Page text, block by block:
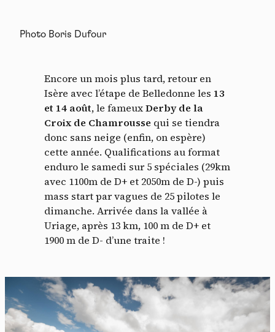
Photo Boris Dufour
Encore un mois plus tard, retour en
Isère avec l’étape de Belledonne les 13
et 14 août,le fameuxDerby de la
Croix de Chamrousse qui se tiendra
donc sans neige (enfin, on espère)
cette année. Qualifications au format
enduro le samedi sur 5 spéciales (29km
avec 1100m de D+ et 2050m de D-) puis
mass start par vagues de 25 pilotes le
dimanche. Arrivée dans la vallée à
Uriage, après 13 km, 100 m de D+ et
1900 m de D- d’une traite !